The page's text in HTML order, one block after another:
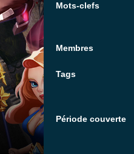
Mots-clefs
Membres
Tags
Période couverte